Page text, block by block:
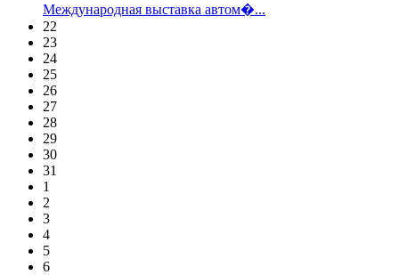
Международная выставка автом�...
22
23
24
25
26
27
28
29
30
31
1
2
3
4
5
6